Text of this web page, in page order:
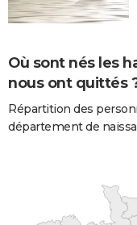
Où sont nés les
nous ont quittés
Répartition des
département de